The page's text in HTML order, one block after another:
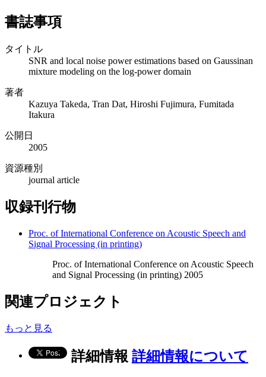
書誌事項
タイトル
SNR and local noise power estimations based on Gaussinan
mixture modeling on the log-power domain
著者
Kazuya Takeda, Tran Dat, Hiroshi Fujimura, Fumitada
Itakura
公開日
2005
資源種別
journal article
収録刊行物
Proc. of International Conference on Acoustic Speech and
Signal Processing (in printing)
Proc. of International Conference on Acoustic Speech
and Signal Processing (in printing) 2005
関連プロジェクト
もっと見る
詳細情報 詳細情報について